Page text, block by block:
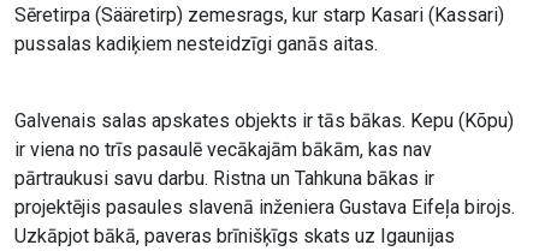
Sēretirpa (Sääretirp) zemesrags, kur starp Kasari (Kassari)
pussalas kadiķiem nesteidzīgi ganās aitas.
Galvenais salas apskates objekts ir tās bākas. Kepu (Kõpu)
ir viena no trīs pasaulē vecākajām bākām, kas nav
pārtraukusi savu darbu. Ristna un Tahkuna bākas ir
projektējis pasaules slavenā inženiera Gustava Eifeļa birojs.
Uzkāpjot bākā, paveras brīnišķīgs skats uz Igaunijas